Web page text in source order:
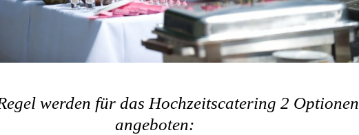
werden für das Hochzeitscatering 2 Optionen
angeboten: